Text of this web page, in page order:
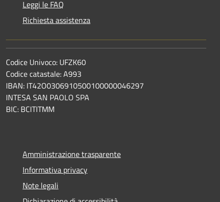
Leggi le FAQ
Richiesta assistenza
Codice Univoco: UFZK60
Codice catastale: A993
IBAN: IT42O0306910500100000046297
INTESA SAN PAOLO SPA
BIC: BCITITMM
Amministrazione trasparente
Informativa privacy
Note legali